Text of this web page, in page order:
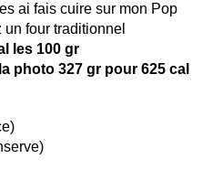
ai fais cuire sur mon Pop
four traditionnel
les 100 gr
photo 327 gr pour 625 cal